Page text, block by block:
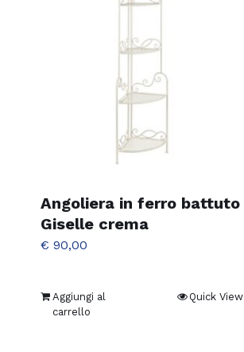
Angoliera in ferro battuto
Giselle crema
€ 90,00
Aggiungi al
carrello
Quick View